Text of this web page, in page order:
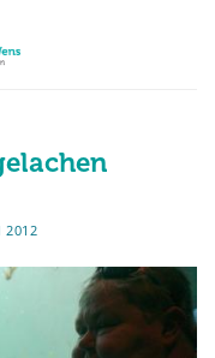
2012